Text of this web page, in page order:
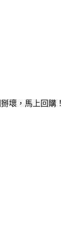
壞，馬上回購！